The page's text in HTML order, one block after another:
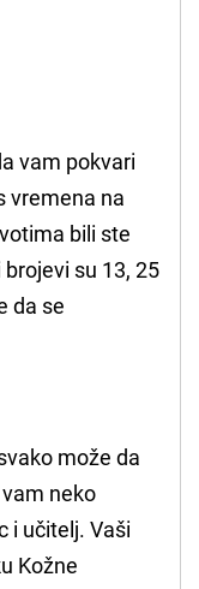
vam pokvari
vremena na
bili ste
su 13, 25
da se
može da
neko
i učitelj. Vaši
Kožne